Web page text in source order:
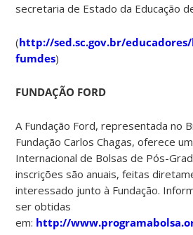
secretaria de Estado da Educação
(http://sed.sc.gov.br/educadores/
fumdes)
FUNDAÇÃO FORD
A Fundação Ford, representada no
Fundação Carlos Chagas, oferece
Internacional de Bolsas de Pós-
inscrições são anuais, feitas
interessado junto à Fundação.
ser obtidas
em: http://